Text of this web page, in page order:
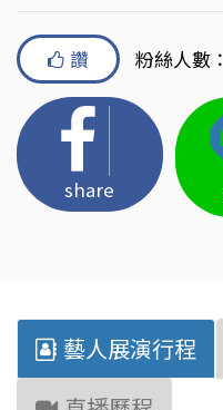
讚 粉絲人數：
share
藝人展演行程